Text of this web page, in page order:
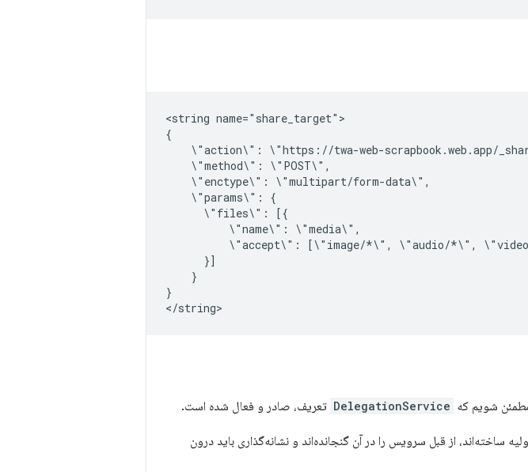
<string name="share_target">
\"action\":
\"method\":
\"enctype\":
\"params\":
\"files\":
\"name\":
\"accept\":
[\"image/*\", \"audio/*\",
}
}
DelegationService تعریف، صادر و فعال شده است.
ساخته‌اند، از قبل سرویس را در آن گنجانده‌اند و نشانه‌گذاری باید درون